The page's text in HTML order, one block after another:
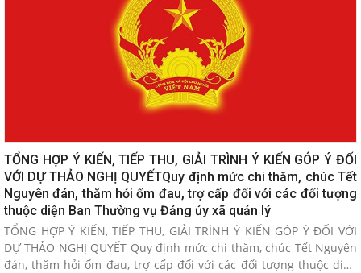
TỔNG HỢP Ý KIẾN, TIẾP THU, GIẢI TRÌNH Ý KIẾN GÓP Ý ĐỐI
VỚI DỰ THẢO NGHỊ QUYẾTQuy định mức chi thăm, chúc Tết
Nguyên đán, thăm hỏi ốm đau, trợ cấp đối với các đối tượng
thuộc diện Ban Thường vụ Đảng ủy xã quản lý
TỔNG HỢP Ý KIẾN, TIẾP THU, GIẢI TRÌNH Ý KIẾN GÓP Ý ĐỐI VỚI
DỰ THẢO NGHỊ QUYẾT Quy định mức chi thăm, chúc Tết Nguyên
đán, thăm hỏi ốm đau, trợ cấp đối với các đối tượng thuộc diện